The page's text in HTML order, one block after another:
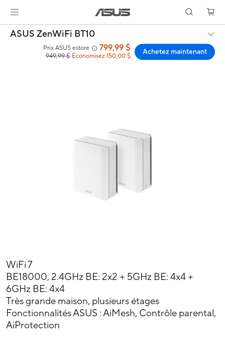
ASUS ZenWiFi BT10
Prix ASUS estore 799,99 $
949,99 $ Économisez 150,00 $ Achetez maintenant
WiFi 7
BE18000, 2.4GHz BE: 2x2 + 5GHz BE: 4x4 +
6GHz BE: 4x4
Très grande maison, plusieurs étages
Fonctionnalités ASUS : AiMesh, Contrôle parental,
AiProtection